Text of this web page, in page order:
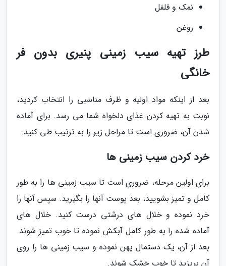
نمک و فلفل
روغن
طرز تهیه سیب زمینی پنیری بدون فر
خانگی
بعد از اینکه مواد اولیه و ظرف مناسبی را انتخاب کردید،
نوبت به تهیه کردن غذای دلخواه شما می رسد. برای آماده
شدن آن، ضروری است تا مراحل زیر را به ترتیب طی کنید:
خرد کردن سیب زمینی ها
برای اولین مرحله، ضروری است تا سیب زمینی ها را به طور
کامل و تمیز بشویید، بعد پوست آنها را بگیرید. سپس آنها را
خرد نموده و خلال های درشتی درست کنید. خلال های
آماده شده را به طور کامل آبکش نموده تا خوب تمیز شوند.
بعد از آن، یک دستمال پهن نموده و سیب زمینی ها را روی
آن بریزید تا خوب خشک شوند.